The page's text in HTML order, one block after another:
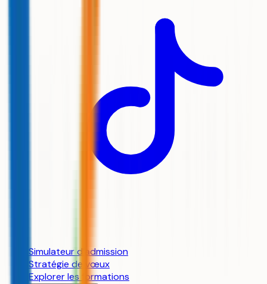
Simulateur d’admission
Stratégie de vœux
Explorer les formations